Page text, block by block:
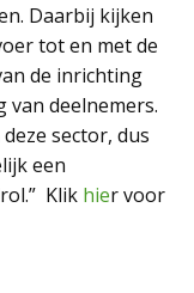
Daarbij kijken
tot en met de
de inrichting
van deelnemers.
sector, dus
een
Klik hier voor